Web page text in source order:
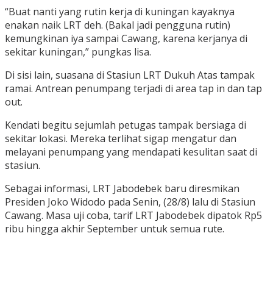
“Buat nanti yang rutin kerja di kuningan kayaknya
enakan naik LRT deh. (Bakal jadi pengguna rutin)
kemungkinan iya sampai Cawang, karena kerjanya di
sekitar kuningan,” pungkas lisa.
Di sisi lain, suasana di Stasiun LRT Dukuh Atas tampak
ramai. Antrean penumpang terjadi di area tap in dan tap
out.
Kendati begitu sejumlah petugas tampak bersiaga di
sekitar lokasi. Mereka terlihat sigap mengatur dan
melayani penumpang yang mendapati kesulitan saat di
stasiun.
Sebagai informasi, LRT Jabodebek baru diresmikan
Presiden Joko Widodo pada Senin, (28/8) lalu di Stasiun
Cawang. Masa uji coba, tarif LRT Jabodebek dipatok Rp5
ribu hingga akhir September untuk semua rute.